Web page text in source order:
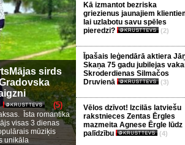
sirds
(5)
Īsta romantika
visas 3 dienas
mūziķis
unikāla
Kā izmantot bezriska
griezienus jaunajiem
lai uzlabotu savu spēles
pieredzi?
(2)
Īpašais leģendārā aktiera
Skaņa 75 gadu jubilejas
Skroderdienas Silmačos
Druvienā
(3)
Vēlos dzīvot! Izcilās latviešu
rakstnieces Zentas Ērgles
mazmeita Agnese Ērgle lūdz
palīdzību
(4)